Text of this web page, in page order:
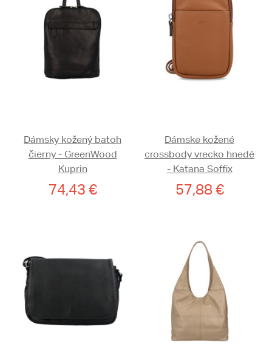
Dámsky kožený batoh
čierny - GreenWood
Kuprin
74,43 €
Dámske kožené
crossbody vrecko hnedé
- Katana Soffix
57,88 €